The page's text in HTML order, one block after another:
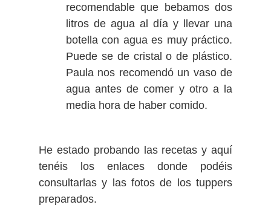
recomendable que bebamos dos
litros de agua al día y llevar una
botella con agua es muy práctico.
Puede se de cristal o de plástico.
Paula nos recomendó un vaso de
agua antes de comer y otro a la
media hora de haber comido.
He estado probando las recetas y aquí
tenéis los enlaces donde podéis
consultarlas y las fotos de los tuppers
preparados.